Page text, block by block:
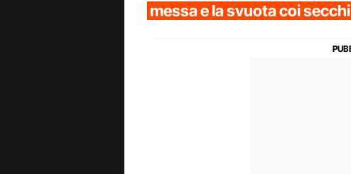
messa e la svuota coi secchi